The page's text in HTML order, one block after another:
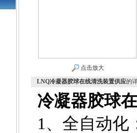
点击放大
LNQ冷凝器胶球在线清洗装置供应的
冷凝器胶球
1、全自动化